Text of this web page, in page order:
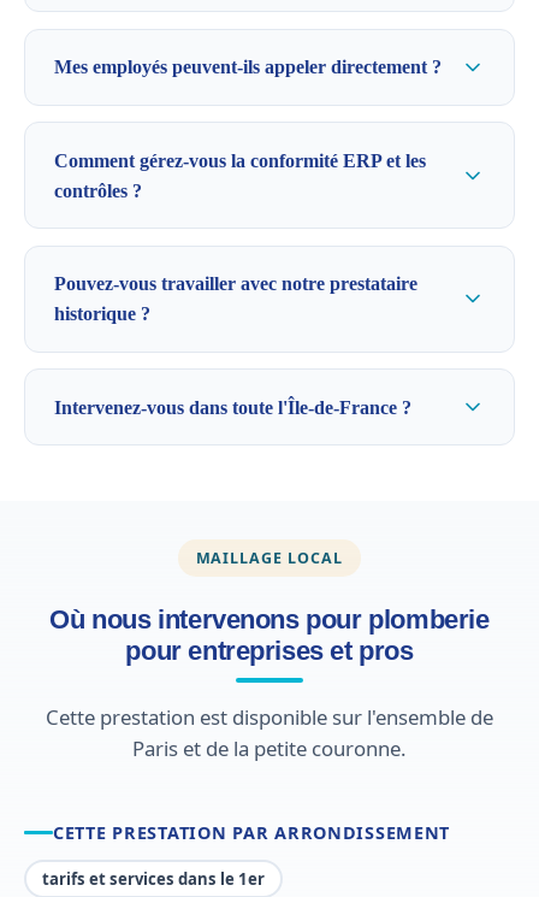
Mes employés peuvent-ils appeler directement ?
Comment gérez-vous la conformité ERP et les
contrôles ?
Pouvez-vous travailler avec notre prestataire
historique ?
Intervenez-vous dans toute l'Île-de-France ?
MAILLAGE LOCAL
Où nous intervenons pour plomberie
pour entreprises et pros
Cette prestation est disponible sur l'ensemble de
Paris et de la petite couronne.
CETTE PRESTATION PAR ARRONDISSEMENT
tarifs et services dans le 1er